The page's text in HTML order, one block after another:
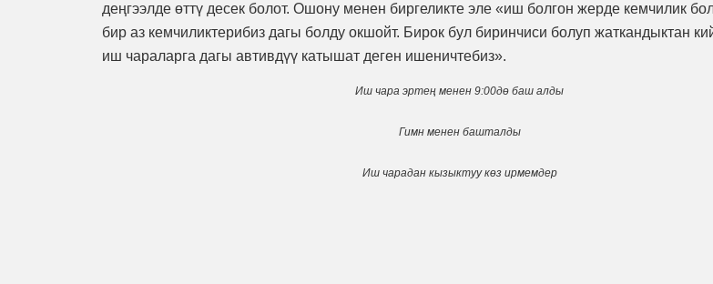
деңгээлде өттү десек болот. Ошону менен биргеликте эле «иш болгон жерде кемчилик
бир аз кемчиликтерибиз дагы болду окшойт. Бирок бул биринчиси болуп жаткандыктан
иш чараларга дагы автивдүү катышат деген ишеничтебиз».
Иш чара эртең менен 9:00дө баш алды
Гимн менен башталды
Иш чарадан кызыктуу көз ирмемдер